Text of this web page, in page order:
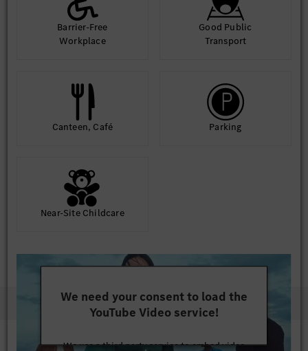
Barrier-Free
Workplace
Good Public
Transport
Canteen, Café Parking
Near-Site Childcare
We need your consent to load the
YouTube Video service!
We use a third party service to embed video